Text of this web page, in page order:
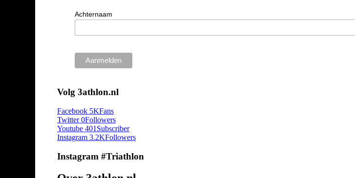
Achternaam
Volg 3athlon.nl
Facebook 5KFans
Twitter 0Followers
Youtube 401 Subscriber
Instagram 3.2KFollowers
Instagram #Triathlon